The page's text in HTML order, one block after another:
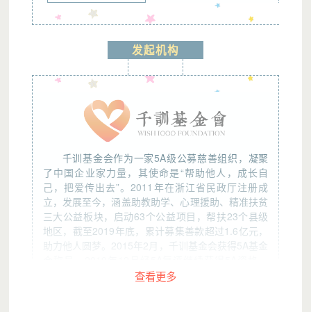
发起机构
千训基金会作为一家5A级公募慈善组织，凝聚
了中国企业家力量，其使命是“帮助他人，成长自
己，把爱传出去”。2011年在浙江省民政厅注册成
立，发展至今，涵盖助教助学、心理援助、精准扶贫
三大公益板块，启动63个公益项目，帮扶23个县级
地区，截至2019年底，累计募集善款超过1.6亿元，
助力他人圆梦。2015年2月，千训基金会获得5A基金
2018年4月，千训基金会获得公开募捐资格。
查看更多